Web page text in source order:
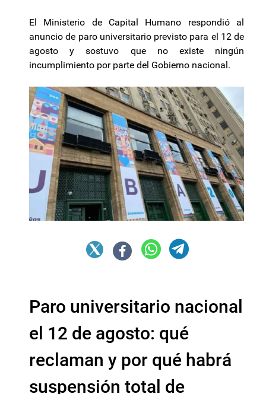
El Ministerio de Capital Humano respondió al
anuncio de paro universitario previsto para el 12 de
agosto y sostuvo que no existe ningún
incumplimiento por parte del Gobierno nacional.
Paro universitario nacional
el 12 de agosto: qué
reclaman y por qué habrá
suspensión total de